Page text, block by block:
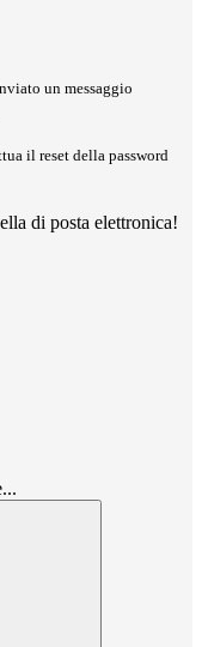
un messaggio
il reset della password
di posta elettronica!